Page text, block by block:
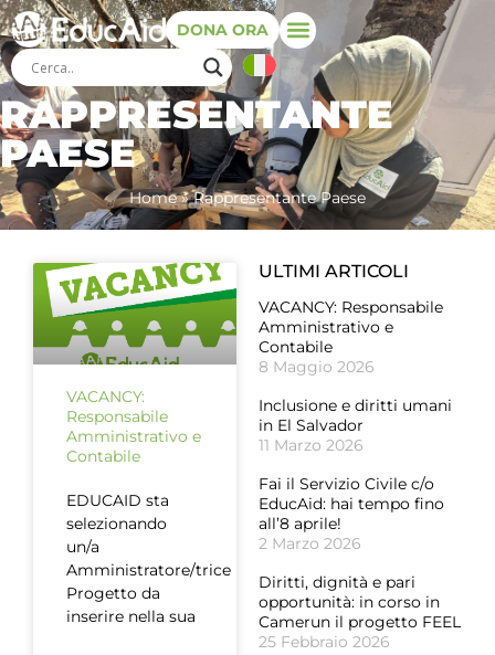
DONA ORA
RAPPRESENTANTE
PAESE
Home»Rappresentante Paese
VACANCY:
Responsabile
Amministrativo e
Contabile
EDUCAID sta
selezionando
un/a
Amministratore/trice
Progetto da
inserire nella sua
ULTIMI ARTICOLI
VACANCY: Responsabile
Amministrativo e
Contabile
8 Maggio 2026
Inclusione e diritti umani
in El Salvador
11 Marzo 2026
Fai il Servizio Civile c/o
EducAid: hai tempo fino
all’8 aprile!
2 Marzo 2026
Diritti, dignità e pari
opportunità: in corso in
Camerun il progetto FEEL
25 Febbraio 2026